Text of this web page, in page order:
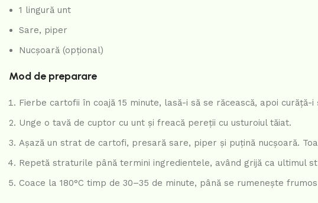
1 lingură unt
Sare, piper
Nucșoară (opțional)
Mod de preparare
Fierbe cartofii în coajă 15 minute, lasă-i să se răcească, apoi curăță-
Unge o tavă de cuptor cu unt și freacă pereții cu usturoiul tăiat.
Așază un strat de cartofi, presară sare, piper și puțină nucșoară.
Repetă straturile până termini ingredientele, având grijă ca ultimul
Coace la 180°C timp de 30–35 de minute, până se rumenește